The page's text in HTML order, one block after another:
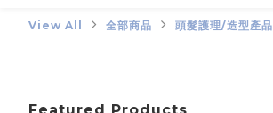
View All 全部商品 頭髮護理/造型產品